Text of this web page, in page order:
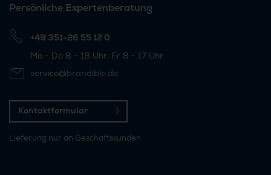
Persönliche Expertenberatung
+49 351-26 55 12 0
Mo - Do 8 - 18 Uhr, Fr 8 - 17 Uhr
service@brandible.de
Kontaktformular
Lieferung nur an Geschäftskunden